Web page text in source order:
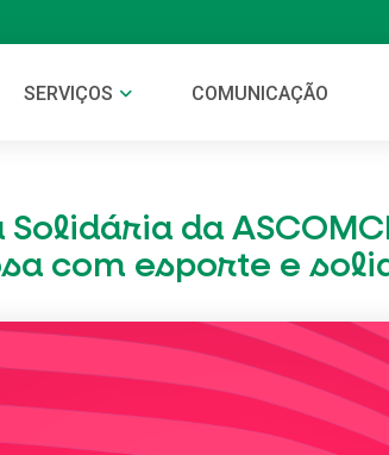
SERVIÇOS COMUNICAÇÃO
Solidária da
com esporte e